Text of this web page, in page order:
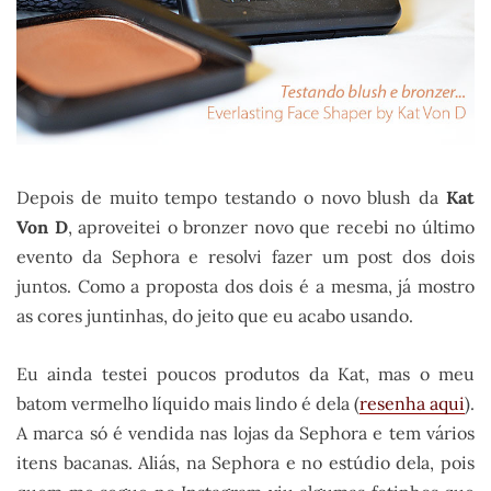
Depois de muito tempo testando o novo blush da Kat
Von D, aproveitei o bronzer novo que recebi no último
evento da Sephora e resolvi fazer um post dos dois
juntos. Como a proposta dos dois é a mesma, já mostro
as cores juntinhas, do jeito que eu acabo usando.
Eu ainda testei poucos produtos da Kat, mas o meu
batom vermelho líquido mais lindo é dela (resenha aqui).
A marca só é vendida nas lojas da Sephora e tem vários
itens bacanas. Aliás, na Sephora e no estúdio dela, pois